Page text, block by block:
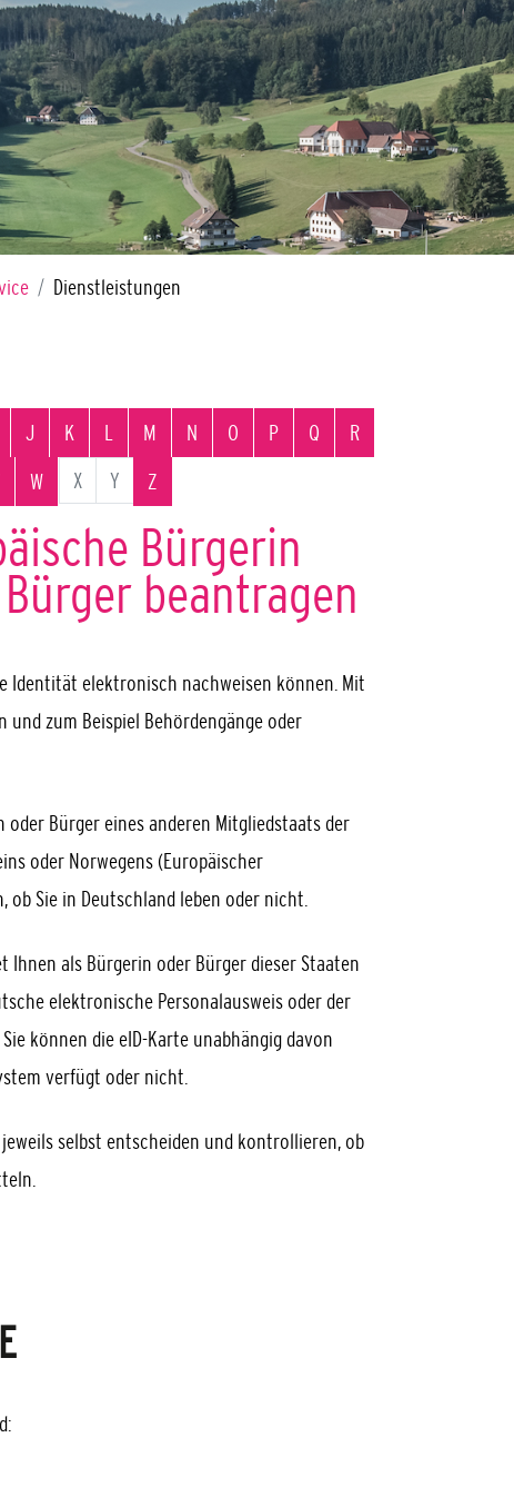
Dienstleistungen
J K L M N O P Q
R
W X Y Z
Bürgerin
beantragen
Identität elektronisch nachweisen können. Mit
und zum Beispiel Behördengänge oder
oder Bürger eines anderen Mitgliedstaats der
oder Norwegens (Europäischer
Sie in Deutschland leben oder nicht.
Ihnen als Bürgerin oder Bürger dieser Staaten
elektronische Personalausweis oder der
können die eID-Karte unabhängig davon
verfügt oder nicht.
selbst entscheiden und kontrollieren, ob